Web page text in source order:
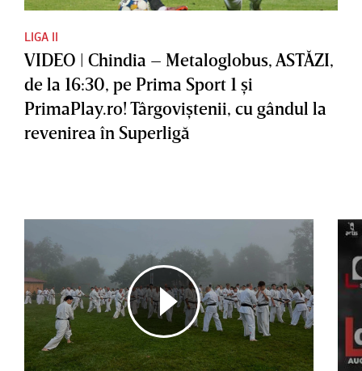
LIGA II
VIDEO | Chindia – Metaloglobus, ASTĂZI,
de la 16:30, pe Prima Sport 1 şi
PrimaPlay.ro! Târgoviştenii, cu gândul la
revenirea în Superligă